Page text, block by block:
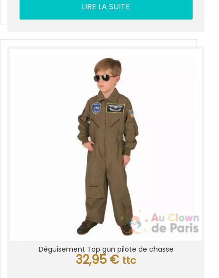
LIRE LA SUITE
Déguisement Top gun pilote de chasse
32,95 € ttc